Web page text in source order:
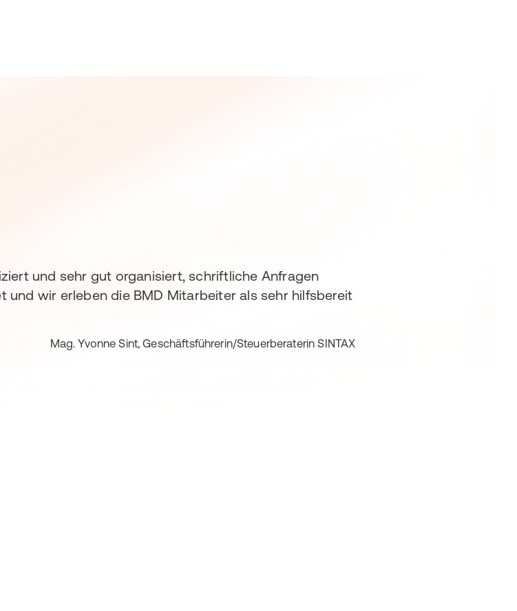
und sehr gut organisiert, schriftliche Anfragen
wir erleben die BMD Mitarbeiter als sehr hilfsbereit
Mag. Yvonne Sint, Geschäftsführerin/Steuerberaterin SINTAX